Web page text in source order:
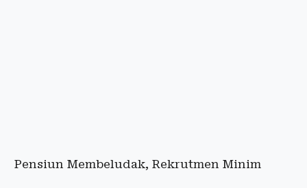
Pensiun Membeludak, Rekrutmen Minim